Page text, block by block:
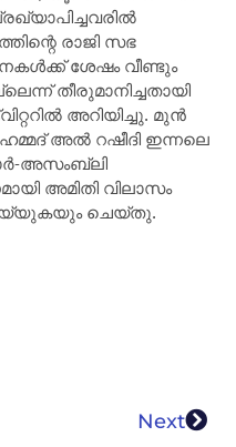
രാജി സഭ
ശേഷം വീണ്ടും
തീരുമാനിച്ചതായി
അറിയിച്ചു. മുൻ
അൽ റഷീദി ഇന്നലെ
അസംബ്ലി
അമിതി വിലാസം
ചെയ്തു.
Next